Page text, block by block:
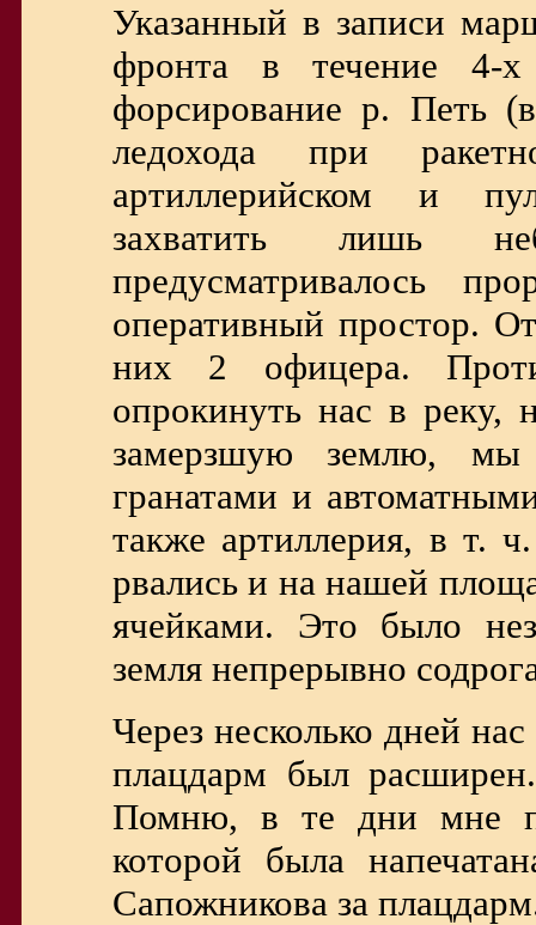
Указанный в записи
фронта в течение 4-
форсирование р. Петь
ледохода при
артиллерийском и
захватить лишь
предусматривалось
оперативный простор.
них 2 офицера.
опрокинуть нас в
замерзшую землю, мы
гранатами и
также артиллерия, в т.
рвались и на нашей
ячейками. Это было
земля непрерывно
Через несколько дней
плацдарм был
Помню, в те дни мне
которой была
Сапожникова за